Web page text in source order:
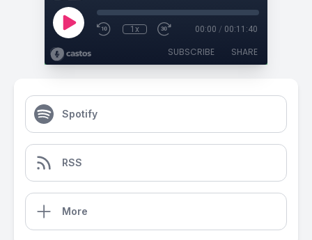
1x 00:00 / 00:11:40
SUBSCRIBE SHARE
Spotify
RSS
More